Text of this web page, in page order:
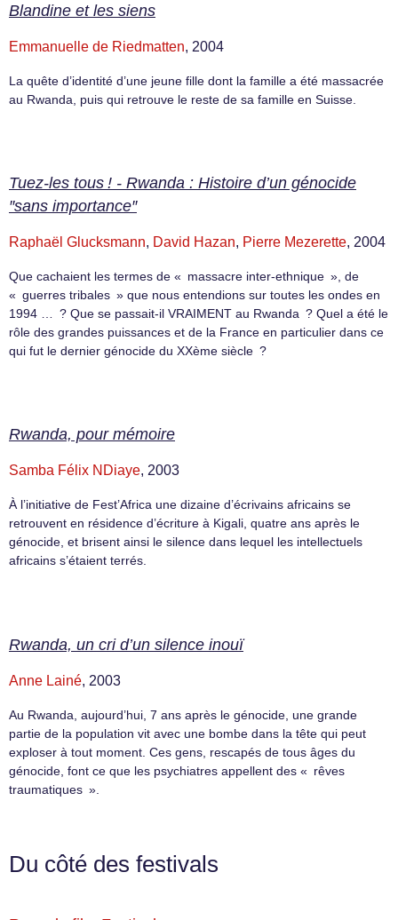
Blandine et les siens
Emmanuelle de Riedmatten, 2004
La quête d’identité d’une jeune fille dont la famille a été massacrée
au Rwanda, puis qui retrouve le reste de sa famille en Suisse.
Tuez-les tous ! - Rwanda : Histoire d’un génocide
″sans importance″
Raphaël Glucksmann, David Hazan, Pierre Mezerette, 2004
Que cachaient les termes de « massacre inter-ethnique », de
« guerres tribales » que nous entendions sur toutes les ondes en
1994 … ? Que se passait-il VRAIMENT au Rwanda ? Quel a été le
rôle des grandes puissances et de la France en particulier dans ce
qui fut le dernier génocide du XXème siècle ?
Rwanda, pour mémoire
Samba Félix NDiaye, 2003
À l’initiative de Fest’Africa une dizaine d’écrivains africains se
retrouvent en résidence d’écriture à Kigali, quatre ans après le
génocide, et brisent ainsi le silence dans lequel les intellectuels
africains s’étaient terrés.
Rwanda, un cri d’un silence inouï
Anne Lainé, 2003
Au Rwanda, aujourd’hui, 7 ans après le génocide, une grande
partie de la population vit avec une bombe dans la tête qui peut
exploser à tout moment. Ces gens, rescapés de tous âges du
génocide, font ce que les psychiatres appellent des « rêves
traumatiques ».
Du côté des festivals